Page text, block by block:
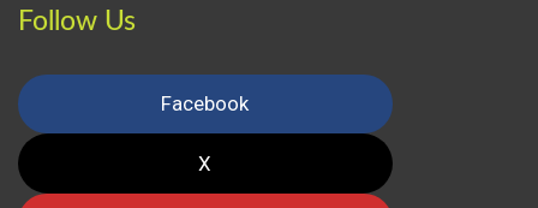
Follow Us
Facebook
X